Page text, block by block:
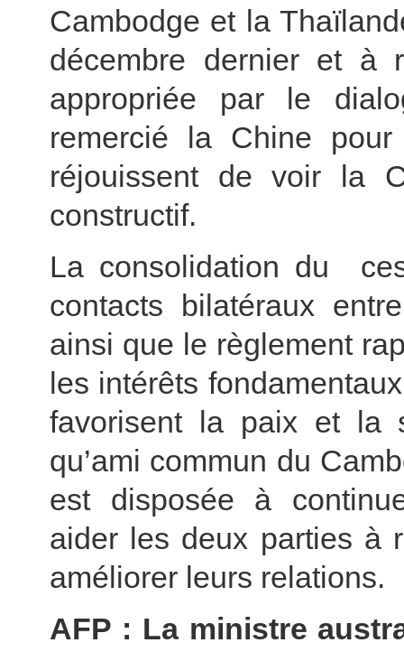
Cambodge et la
décembre dernier et à
appropriée par le
remercié la Chine
réjouissent de voir la
constructif.
La consolidation du
contacts bilatéraux
ainsi que le règlement
les intérêts
favorisent la paix et la
qu’ami commun du
est disposée à
aider les deux parties à
améliorer leurs relations.
AFP : La ministre